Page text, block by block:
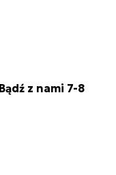
z nami 7-8